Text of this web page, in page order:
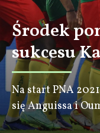
Środek
sukcesu
Na start PNA
się Anguissa i